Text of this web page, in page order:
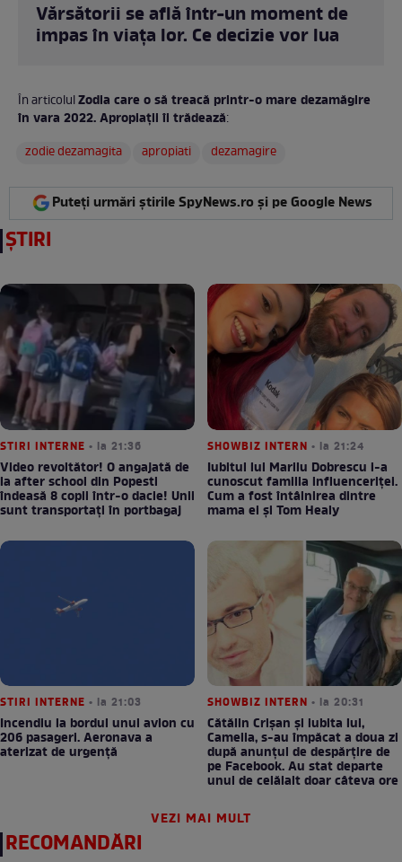
Vărsătorii se află într-un moment de
impas în viața lor. Ce decizie vor lua
În articolulZodia care o să treacă printr-o mare dezamăgire
în vara 2022. Apropiații îi trădează:
zodie dezamagita
apropiati dezamagire
Puteți urmări știrile SpyNews.ro și pe Google News
ȘTIRI
STIRI INTERNE • la 21:36
Video revoltător! O angajată de
la after school din Popesti
îndeasă 8 copii într-o dacie! Unii
sunt transportați în portbagaj
SHOWBIZ INTERN • la 21:24
Iubitul lui Marilu Dobrescu i-a
cunoscut familia influenceriței.
Cum a fost întâlnirea dintre
mama ei și Tom Healy
STIRI INTERNE • la 21:03
Incendiu la bordul unui avion cu
206 pasageri. Aeronava a
aterizat de urgență
SHOWBIZ INTERN • la 20:31
Cătălin Crișan și iubita lui,
Camelia, s-au împăcat a doua zi
după anunțul de despărțire de
pe Facebook. Au stat departe
unul de celălalt doar câteva ore
VEZI MAI MULT
RECOMANDĂRI